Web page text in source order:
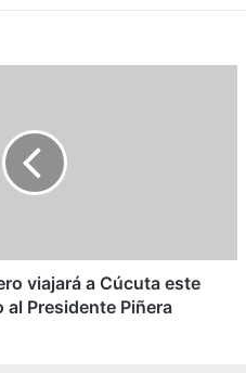
viajará a Cúcuta este
Presidente Piñera